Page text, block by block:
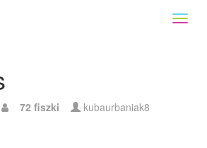
72 fiszki kubaurbaniak8